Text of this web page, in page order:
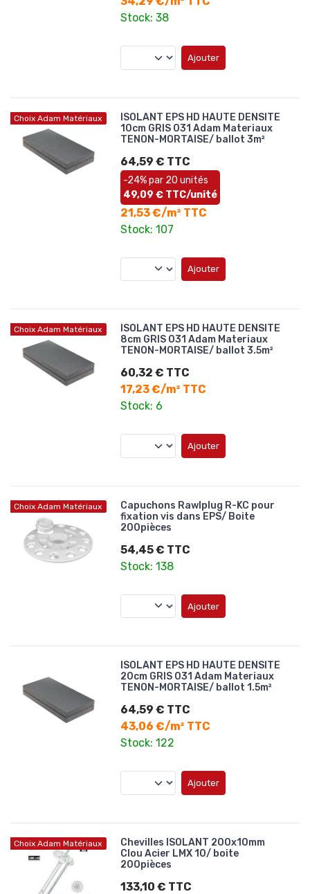
Stock: 38
Ajouter
Choix Adam Matériaux
ISOLANT EPS HD HAUTE DENSITE
10cm GRIS 031 Adam Materiaux
TENON-MORTAISE/ ballot 3m²
64,59 € TTC
-24% par 20 unités
49,09 € TTC/unité
21,53 €/m² TTC
Stock: 107
Ajouter
Choix Adam Matériaux
ISOLANT EPS HD HAUTE DENSITE
8cm GRIS 031 Adam Materiaux
TENON-MORTAISE/ ballot 3.5m²
60,32 € TTC
17,23 €/m² TTC
Stock: 6
Ajouter
Choix Adam Matériaux
Capuchons Rawlplug R-KC pour
fixation vis dans EPS/ Boite
200pièces
54,45 € TTC
Stock: 138
Ajouter
ISOLANT EPS HD HAUTE DENSITE
20cm GRIS 031 Adam Materiaux
TENON-MORTAISE/ ballot 1.5m²
64,59 € TTC
43,06 €/m² TTC
Stock: 122
Ajouter
Choix Adam Matériaux
Chevilles ISOLANT 200x10mm
Clou Acier LMX 10/ boite
200pièces
133,10 € TTC